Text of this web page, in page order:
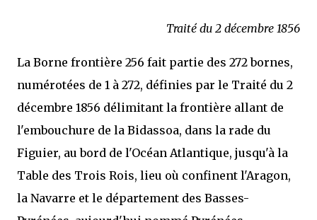
Traité du 2 décembre 1856
La Borne frontière 256 fait partie des 272 bornes,
numérotées de 1 à 272, définies par le Traité du 2
décembre 1856 délimitant la frontière allant de
l'embouchure de la Bidassoa, dans la rade du
Figuier, au bord de l'Océan Atlantique, jusqu'à la
Table des Trois Rois, lieu où confinent l'Aragon,
la Navarre et le département des Basses-